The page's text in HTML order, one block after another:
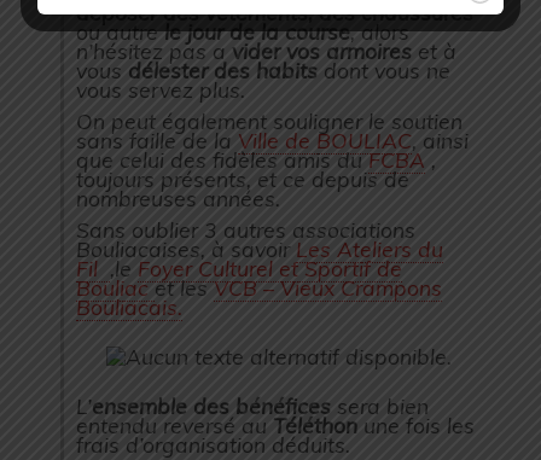
déposer des vêtements, des chaussures
ou autrele jour de la course, alors
n’hésitez pas a vider vos armoires et à
vous délester des habits dont vous ne
vous servez plus.
On peut également souligner le soutien
sans faille de la Ville de BOULIAC, ainsi
que celui des fidèles amis duFCBA ,
toujours présents, et ce depuis de
nombreuses années.
Sans oublier 3 autres associations
Bouliacaises, à savoir Les Ateliers du
Fil ,le Foyer Culturel et Sportif de
Bouliacet lesVCB – Vieux Crampons
Bouliacais.
L’ensemble des bénéfices sera bien
entendu reversé au Téléthon une fois les
frais d’organisation déduits.